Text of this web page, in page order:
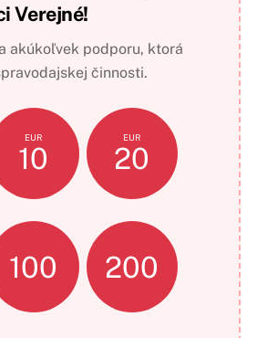
Verejné!
akúkoľvek podporu, ktorá
činnosti.
EUR
10
EUR
20
100 200